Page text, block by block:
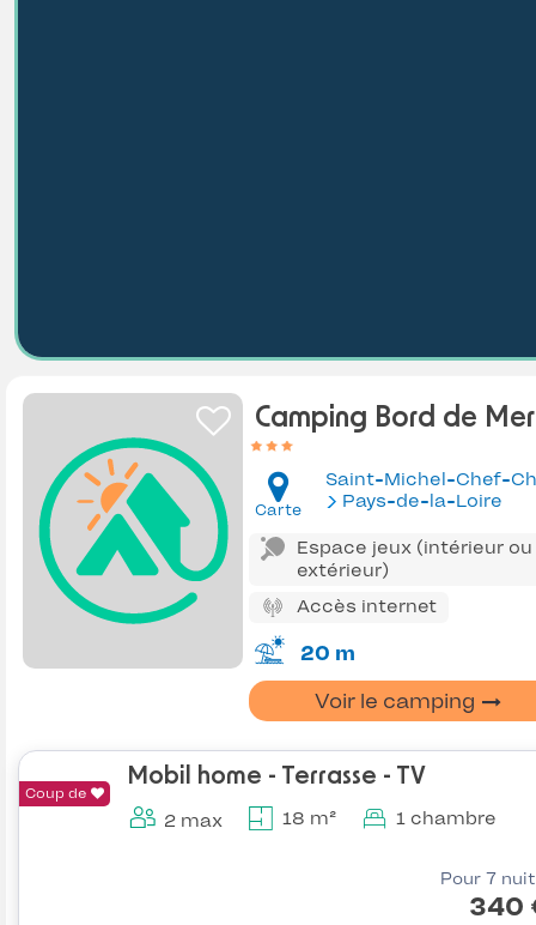
Camping Bord de Mer
Carte
Saint-Michel-Chef-
Pays-de-la-Loire
Espace jeux (intérieur ou
extérieur)
Accès internet
20 m
Voir le camping
Coup de
Mobil home - Terrasse - TV
2 max 18 m² 1 chambre
Pour 7
340